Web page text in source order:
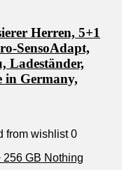
Herren, 5+1
SensoAdapt,
Ladeständer,
in Germany,
from wishlist 0